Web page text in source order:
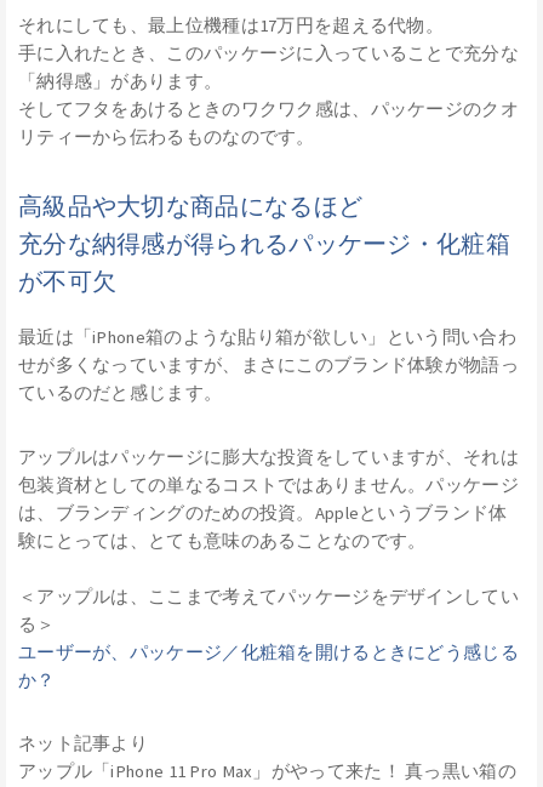
それにしても、最上位機種は17万円を超える代物。
手に入れたとき、このパッケージに入っていることで充分な
「納得感」があります。
そしてフタをあけるときのワクワク感は、パッケージのクオ
リティーから伝わるものなのです。
高級品や大切な商品になるほど
充分な納得感が得られるパッケージ・化粧箱
が不可欠
最近は「iPhone箱のような貼り箱が欲しい」という問い合わ
せが多くなっていますが、まさにこのブランド体験が物語っ
ているのだと感じます。
アップルはパッケージに膨大な投資をしていますが、それは
包装資材としての単なるコストではありません。パッケージ
は、ブランディングのための投資。Appleというブランド体
験にとっては、とても意味のあることなのです。
＜アップルは、ここまで考えてパッケージをデザインしてい
る＞
ユーザーが、パッケージ／化粧箱を開けるときにどう感じる
か？
ネット記事より
アップル「iPhone 11 Pro Max」がやって来た！ 真っ黒い箱の